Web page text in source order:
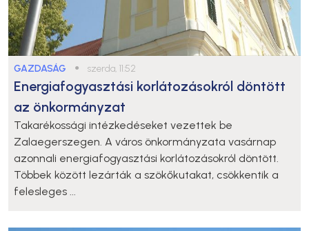
GAZDASÁG ● szerda, 11:52
Energiafogyasztási korlátozásokról döntött
az önkormányzat
Takarékossági intézkedéseket vezettek be
Zalaegerszegen. A város önkormányzata vasárnap
azonnali energiafogyasztási korlátozásokról döntött.
Többek között lezárták a szökőkutakat, csökkentik a
felesleges ...